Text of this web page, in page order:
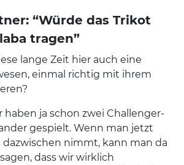
“Würde das Trikot
tragen”
lange Zeit hier auch eine
einmal richtig mit ihrem
haben ja schon zwei Challenger-
gespielt. Wenn man jetzt
dazwischen nimmt, kann man da
dass wir wirklich